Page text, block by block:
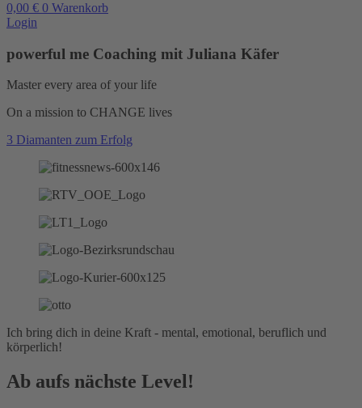
0,00 € 0 Warenkorb
Login
powerful me Coaching mit Juliana Käfer
Master every area of your life
On a mission to CHANGE lives
3 Diamanten zum Erfolg
Ich bring dich in deine Kraft - mental, emotional, beruflich und
körperlich!
Ab aufs nächste Level!